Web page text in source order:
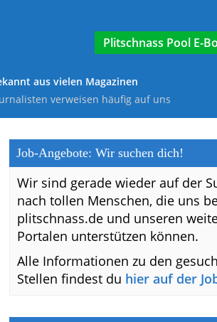
E-
aus vielen Magazinen
verweisen häufig auf uns
Job-Angebote: Wir suchen dich!
Wir sind gerade wieder auf der
nach tollen Menschen, die uns
plitschnass.de und unseren
Portalen unterstützen können.
Alle Informationen zu den
Stellen findest du hier auf der